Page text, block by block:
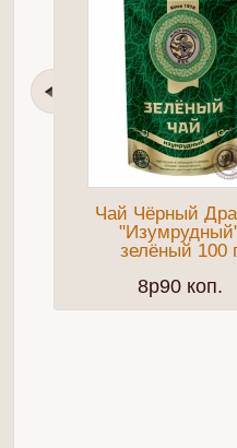
Чай Чёрный
зелёный 100
8p90 коп.